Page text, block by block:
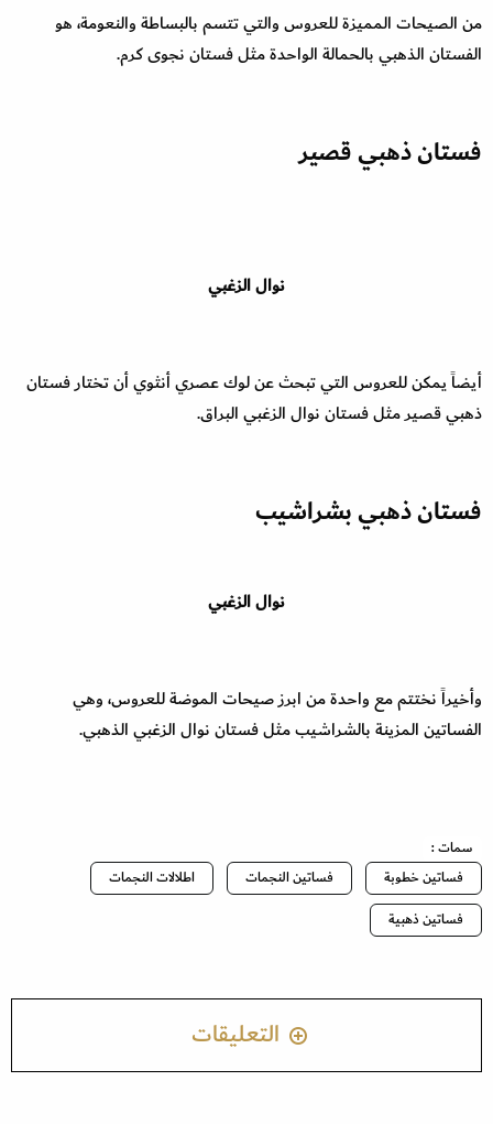
من الصيحات المميزة للعروس والتي تتسم بالبساطة والنعومة، هو
الفستان الذهبي بالحمالة الواحدة مثل فستان نجوى كرم.
فستان ذهبي قصير
نوال الزغبي
أيضاً يمكن للعروس التي تبحث عن لوك عصري أنثوي أن تختار فستان
ذهبي قصير مثل فستان نوال الزغبي البراق.
فستان ذهبي بشراشيب
نوال الزغبي
وأخيراً نختتم مع واحدة من ابرز صيحات الموضة للعروس، وهي
الفساتين المزينة بالشراشيب مثل فستان نوال الزغبي الذهبي.
سمات :
فساتين خطوبة
فساتين النجمات
اطلالات النجمات
فساتين ذهبية
التعليقات